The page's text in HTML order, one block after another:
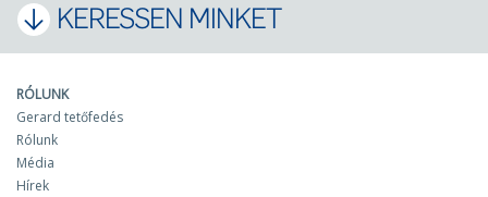
KERESSEN MINKET
RÓLUNK
Gerard tetőfedés
Rólunk
Média
Hírek